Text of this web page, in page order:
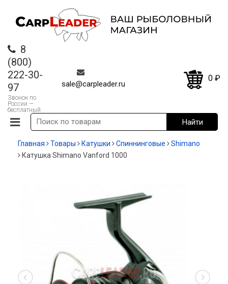
8
(800)
222-30-
97
Звонок по
России —
бесплатный
sale@carpleader.ru
0 ₽
Главная Товары Катушки Спиннинговые
Shimano
Катушка Shimano Vanford 1000